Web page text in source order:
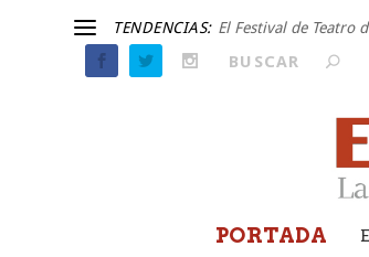
TENDENCIAS: El Festival de Teatro
PORTADA